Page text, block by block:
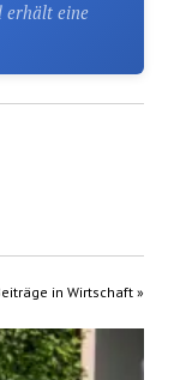
erhält eine
in Wirtschaft »